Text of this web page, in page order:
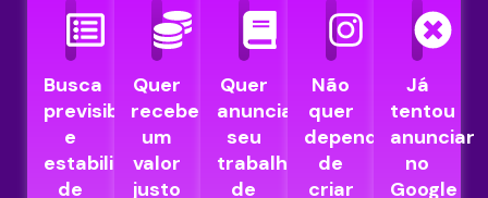
Busca
previsibilidade
e
estabilidade
de
Quer
receber
um
valor
justo
Quer
anunciar
seu
trabalho
de
Não
quer
depender
de
criar
Já
tentou
anunciar
no
Google